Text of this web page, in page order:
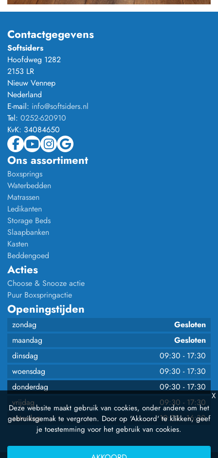
Contactgegevens
Softsiders
Hoofdweg 1282
2153 LR
Nieuw Vennep
Nederland
E-mail: info@softsiders.nl
Tel: 0252-620910
KvK: 34084650
Ons assortiment
Boxsprings
Waterbedden
Matrassen
Ledikanten
Storage Beds
Slaapbanken
Kasten
Beddengoed
Acties
Choose & Snooze actie
Puur Boxspringactie
Openingstijden
zondag
Gesloten
maandag
Gesloten
dinsdag
09:30 - 17:30
woensdag
09:30 - 17:30
donderdag
09:30 - 17:30
vrijdag
09:30 - 17:30
zaterdag
10:00-16:30
Deze website maakt gebruik van cookies, onder andere om het
gebruiksgemak te vergroten. Door op 'Akkoord' te klikken, geef
je toestemming voor het gebruik van cookies.
X